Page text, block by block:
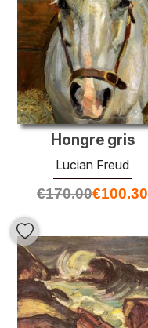
Hongre gris
Lucian Freud
€170.00€100.30